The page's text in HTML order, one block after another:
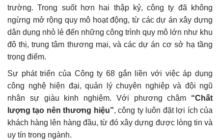
trường. Trong suốt hơn hai thập kỷ, công ty đã không
ngừng mở rộng quy mô hoạt động, từ các dự án xây dựng
dân dụng nhỏ lẻ đến những công trình quy mô lớn như khu
đô thị, trung tâm thương mại, và các dự án cơ sở hạ tầng
trọng điểm.
Sự phát triển của Công ty 68 gắn liền với việc áp dụng
công nghệ hiện đại, quản lý chuyên nghiệp và đội ngũ
nhân sự giàu kinh nghiệm. Với phương châm “Chất
lượng tạo nên thương hiệu”, công ty luôn đặt lợi ích của
khách hàng lên hàng đầu, từ đó xây dựng được lòng tin và
uy tín trong ngành.